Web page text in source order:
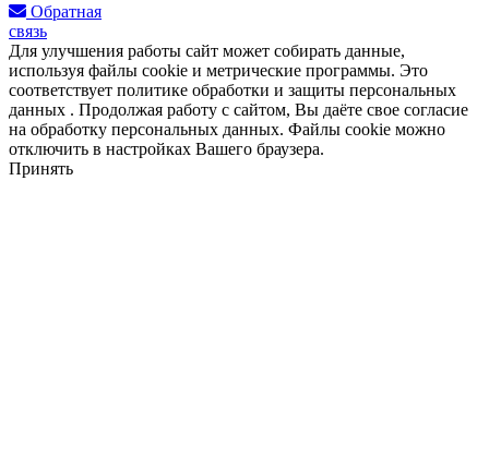
Обратная
связь
Для улучшения работы сайт может собирать данные,
используя файлы cookie и метрические программы. Это
соответствует политике обработки и защиты персональных
данных . Продолжая работу с сайтом, Вы даёте свое согласие
на обработку персональных данных. Файлы cookie можно
отключить в настройках Вашего браузера.
Принять